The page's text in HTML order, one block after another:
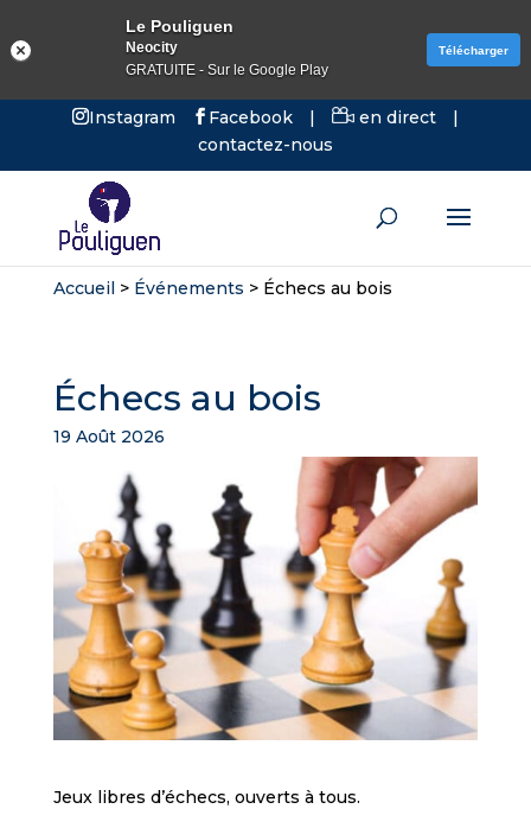
Instagram Facebook | en direct
|
contactez-nous
Accueil> Événements > Échecs au bois
Échecs au bois
19 Août 2026
Jeux libres d’échecs, ouverts à tous.
Le Pouliguen
Neocity
GRATUITE - Sur le Google Play
Télécharger